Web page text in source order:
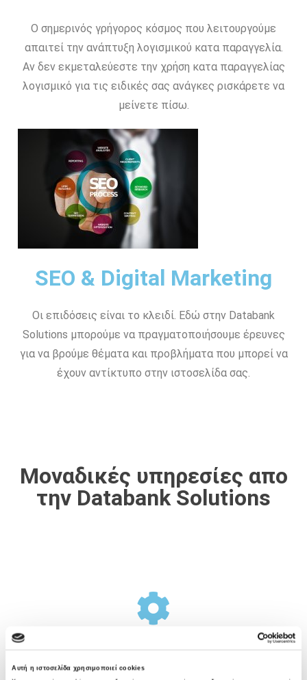
Αυτή η ιστοσελίδα χρησιμοποιεί cookies
Ο σημερινός γρήγορος κόσμος που λειτουργούμε
απαιτεί την ανάπτυξη λογισμικού κατα παραγγελία.
Αν δεν εκμεταλεύεστε την χρήση κατα παραγγελίας
λογισμικό για τις ειδικές σας ανάγκες ρισκάρετε να
μείνετε πίσω.
SEO & Digital Marketing
Οι επιδόσεις είναι το κλειδί. Εδώ στην Databank
Solutions μπορούμε να πραγματοποιήσουμε έρευνες
για να βρούμε θέματα και προβλήματα που μπορεί να
έχουν αντίκτυπο στην ιστοσελίδα σας.
Μοναδικές υπηρεσίες απο
την Databank Solutions
Σχεδιασμός Υποδομής
Η Databank Solutions προσφέρει μια ολοκληρωμένη